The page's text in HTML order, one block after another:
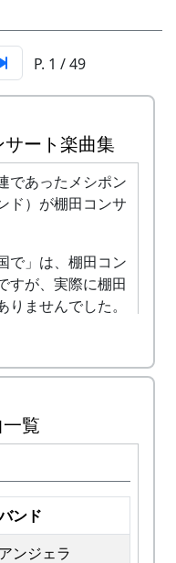
P. 1 / 49
ート楽曲集
であったメシポン
ド）が棚田コンサ
で」は、棚田コン
すが、実際に棚田
ませんでした。
の里へ～
覧
ンド
アンジェラ